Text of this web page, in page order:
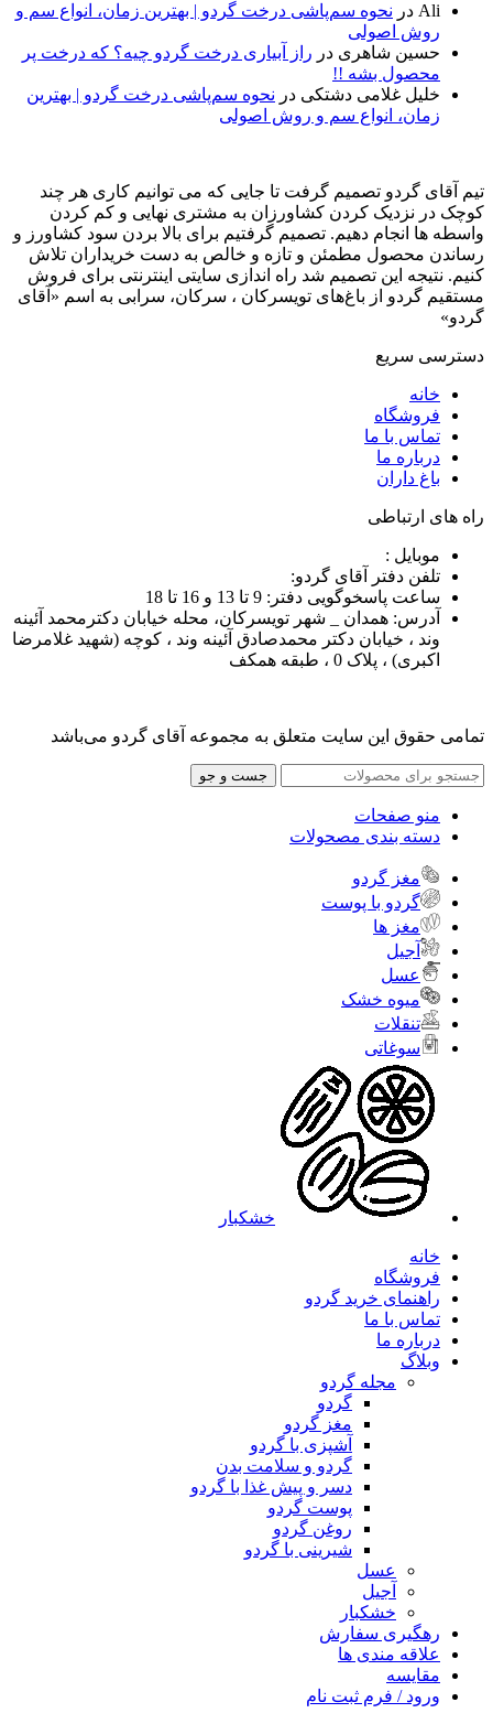
Ali در نحوه سم‌پاشی درخت گردو | بهترین زمان، انواع سم و
روش اصولی
حسین شاهری در راز آبیاری درخت گردو چیه؟ که درخت پر
محصول بشه !!
خلیل غلامی دشتکی در نحوه سم‌پاشی درخت گردو | بهترین
زمان، انواع سم و روش اصولی
تیم آقای گردو تصمیم گرفت تا جایی که می توانیم کاری هر چند
کوچک در نزدیک کردن کشاورزان به مشتری نهایی و کم کردن
واسطه ها انجام دهیم. تصمیم گرفتیم برای بالا بردن سود کشاورز و
رساندن محصول مطمئن و تازه و خالص به دست خریداران تلاش
کنیم. نتیجه این تصمیم شد راه اندازی سایتی اینترنتی برای فروش
مستقیم گردو از باغ‌های تویسرکان ، سرکان، سرابی به اسم «آقای
گردو»
دسترسی سریع
خانه
فروشگاه
تماس با ما
درباره ما
باغ داران
راه های ارتباطی
موبایل :
تلفن دفتر آقای گردو:
ساعت پاسخوگویی دفتر: 9 تا 13 و 16 تا 18
آدرس: همدان _ شهر تویسرکان، محله خیابان دکترمحمد آئینه
وند ، خیابان دکتر محمدصادق آئینه وند ، کوچه (شهید غلامرضا
اکبری) ، پلاک 0 ، طبقه همکف
تمامی حقوق این سایت متعلق به مجموعه آقای گردو می‌باشد
جست و جو
منو صفحات
دسته بندی مصحولات
مغز گردو
گردو با پوست
مغز ها
آجیل
عسل
میوه خشک
تنقلات
سوغاتی
خشکبار
خانه
فروشگاه
راهنمای خرید گردو
تماس با ما
درباره ما
وبلاگ
مجله گردو
گردو
مغز گردو
آشپزی با گردو
گردو و سلامت بدن
دسر و پیش غذا با گردو
پوست گردو
روغن گردو
شیرینی با گردو
عسل
آجیل
خشکبار
رهگیری سفارش
علاقه مندی ها
مقایسه
ورود / فرم ثبت نام